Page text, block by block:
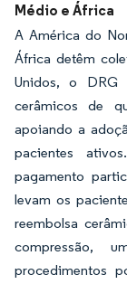
Médio e África
A América do
África detêm
Unidos, o DRG
cerâmicos de
apoiando a
pacientes
pagamento
levam os
reembolsa
compressão,
procedimentos